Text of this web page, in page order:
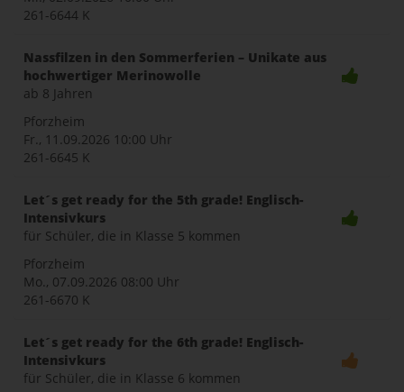
261-6644 K
Nassfilzen in den Sommerferien – Unikate aus
hochwertiger Merinowolle
ab 8 Jahren
Pforzheim
Fr., 11.09.2026 10:00 Uhr
261-6645 K
Let´s get ready for the 5th grade! Englisch-
Intensivkurs
für Schüler, die in Klasse 5 kommen
Pforzheim
Mo., 07.09.2026 08:00 Uhr
261-6670 K
Let´s get ready for the 6th grade! Englisch-
Intensivkurs
für Schüler, die in Klasse 6 kommen